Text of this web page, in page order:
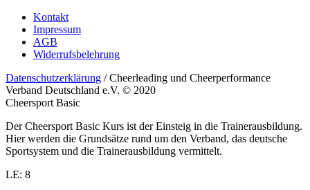
Kontakt
Impressum
AGB
Widerrufsbelehrung
Datenschutzerklärung / Cheerleading und Cheerperformance
Verband Deutschland e.V. © 2020
Cheersport Basic
Der Cheersport Basic Kurs ist der Einsteig in die Trainerausbildung.
Hier werden die Grundsätze rund um den Verband, das deutsche
Sportsystem und die Trainerausbildung vermittelt.
LE: 8